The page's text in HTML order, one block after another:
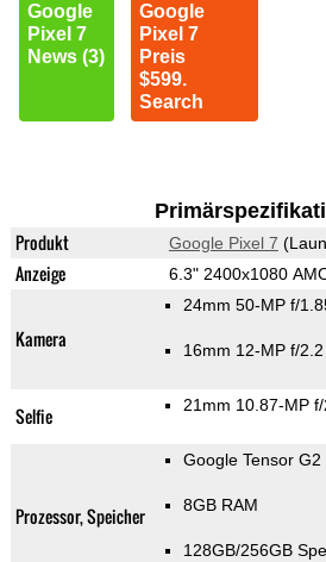
Google
Pixel 7
News (3)
Google
Pixel 7
Preis
$599.
Search
Produkt Google Pixel 7
Anzeige 6.3" 2400x1080
Kamera
24mm 50-MP f/
16mm 12-MP f/2.2
Selfie 21mm 10.87-MP
Prozessor, Speicher
Google Tensor G2
8GB RAM
128GB/256GB